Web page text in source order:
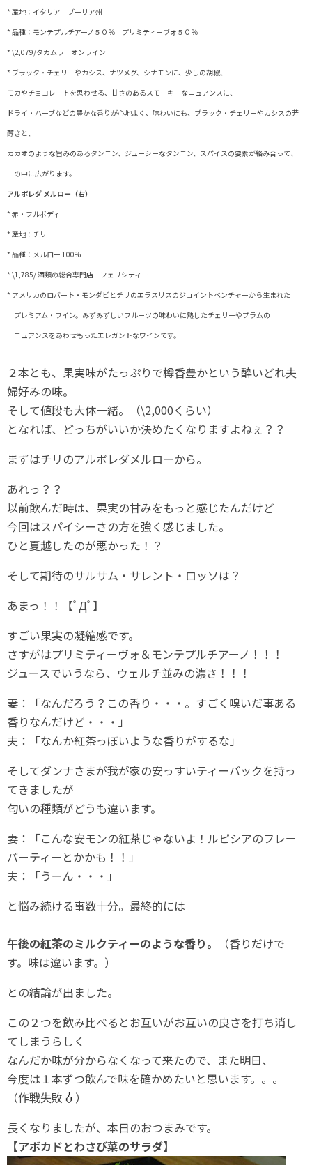
* 産地：イタリア プーリア州
* 品種：モンテプルチアーノ５０％ プリミティーヴォ５０％
* \2,079/タカムラ オンライン
* ブラック・チェリーやカシス、ナツメグ、シナモンに、少しの胡椒、
モカやチョコレートを思わせる、甘さのあるスモーキーなニュアンスに、
ドライ・ハーブなどの豊かな香りが心地よく、味わいにも、ブラック・チェリーやカシスの芳
醇さと、
カカオのような旨みのあるタンニン、ジューシーなタンニン、スパイスの要素が絡み合って、
口の中に広がります。
アルボレダ メルロー（右）
* 赤・フルボディ
* 産地：チリ
* 品種：メルロー 100%
* \1,785/ 酒類の総合専門店 フェリシティー
* アメリカのロバート・モンダビとチリのエラスリスのジョイントベンチャーから生まれた
プレミアム・ワイン。みずみずしいフルーツの味わいに熟したチェリーやプラムの
ニュアンスをあわせもったエレガントなワインです。
２本とも、果実味がたっぷりで樽香豊かという酔いどれ夫
婦好みの味。
そして値段も大体一緒。（\2,000くらい）
となれば、どっちがいいか決めたくなりますよねぇ？？
まずはチリのアルボレダメルローから。
あれっ？？
以前飲んだ時は、果実の甘みをもっと感じたんだけど
今回はスパイシーさの方を強く感じました。
ひと夏越したのが悪かった！？
そして期待のサルサム・サレント・ロッソは？
あまっ！！【ﾟДﾟ】
すごい果実の凝縮感です。
さすがはプリミティーヴォ＆モンテプルチアーノ！！！
ジュースでいうなら、ウェルチ並みの濃さ！！！
妻：「なんだろう？この香り・・・。すごく嗅いだ事ある
香りなんだけど・・・」
夫：「なんか紅茶っぽいような香りがするな」
そしてダンナさまが我が家の安っすいティーバックを持っ
てきましたが
匂いの種類がどうも違います。
妻：「こんな安モンの紅茶じゃないよ！ルピシアのフレー
バーティーとかかも！！」
夫：「うーん・・・」
と悩み続ける事数十分。最終的には
午後の紅茶のミルクティーのような香り。
（香りだけで
す。味は違います。）
との結論が出ました。
この２つを飲み比べるとお互いがお互いの良さを打ち消し
てしまうらしく
なんだか味が分からなくなって来たので、また明日、
今度は１本ずつ飲んで味を確かめたいと思います。。。
（作戦失敗
）
長くなりましたが、本日のおつまみです。
【アボカドとわさび菜のサラダ】